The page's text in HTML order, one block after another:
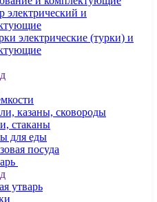
электрический и
электрические (турки) и
казаны, сковороды
стаканы
для еды
посуда
утварь